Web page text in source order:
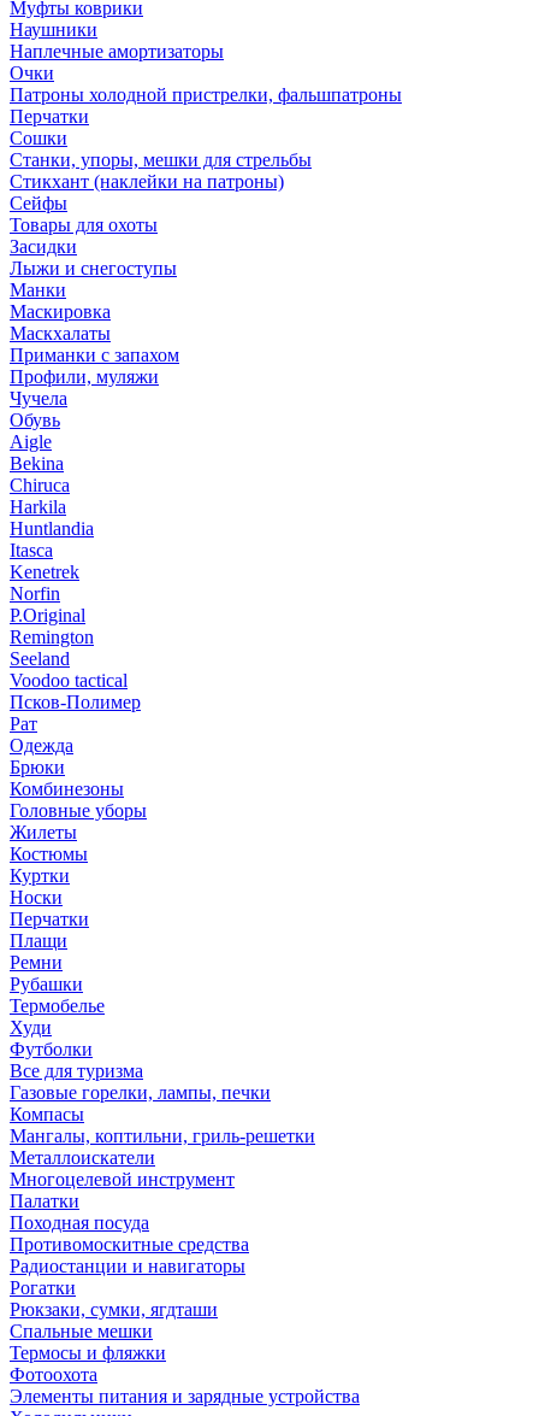
Муфты коврики
Наушники
Наплечные амортизаторы
Очки
Патроны холодной пристрелки, фальшпатроны
Перчатки
Сошки
Станки, упоры, мешки для стрельбы
Стикхант (наклейки на патроны)
Сейфы
Товары для охоты
Засидки
Лыжи и снегоступы
Манки
Маскировка
Маскхалаты
Приманки с запахом
Профили, муляжи
Чучела
Обувь
Aigle
Bekina
Chiruсa
Harkila
Huntlandia
Itasca
Kenetrek
Norfin
P.Original
Remington
Seeland
Voodoo tactical
Псков-Полимер
Рат
Одежда
Брюки
Комбинезоны
Головные уборы
Жилеты
Костюмы
Куртки
Носки
Перчатки
Плащи
Ремни
Рубашки
Термобелье
Худи
Футболки
Все для туризма
Газовые горелки, лампы, печки
Компасы
Мангалы, коптильни, гриль-решетки
Металлоискатели
Многоцелевой инструмент
Палатки
Походная посуда
Противомоскитные средства
Радиостанции и навигаторы
Рогатки
Рюкзаки, сумки, ягдташи
Спальные мешки
Термосы и фляжки
Фотоохота
Элементы питания и зарядные устройства